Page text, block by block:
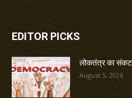
EDITOR PICKS
लोकतंत्र का
August 5, 2026